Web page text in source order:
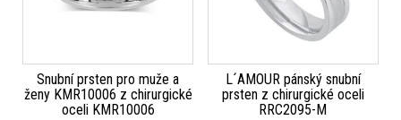
Snubní prsten pro muže a
ženy KMR10006 z chirurgické
oceli KMR10006
L´AMOUR pánský snubní
prsten z chirurgické oceli
RRC2095-M